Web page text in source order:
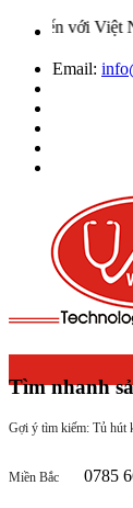
Việt Nguyễn
Email:
Tìm nhanh
Gợi ý tìm kiếm: Tủ hút
Miền Bắc 0785